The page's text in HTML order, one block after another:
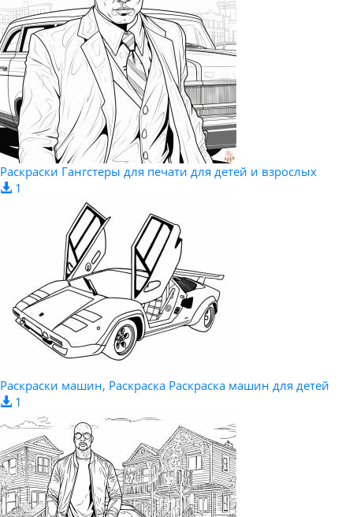
Раскраски Гангстеры для печати для детей и взрослых
1
Раскраски машин, Раскраска Раскраска машин для детей
1